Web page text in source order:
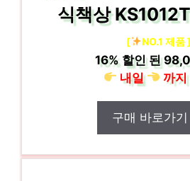
식책상
[ NO.1 제품 ]
16% 할인 된
내일
까지
구매 바로가기